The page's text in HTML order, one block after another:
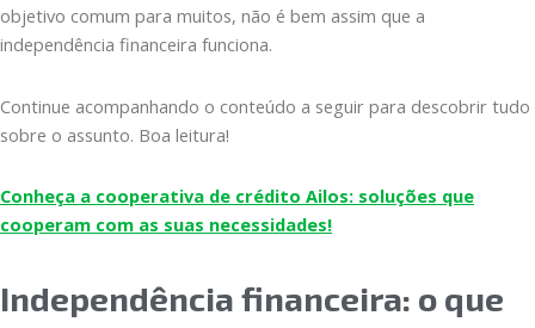
objetivo comum para muitos, não é bem assim que a
independência financeira funciona.
Continue acompanhando o conteúdo a seguir para descobrir tudo
sobre o assunto. Boa leitura!
Conheça a cooperativa de crédito Ailos: soluções que
cooperam com as suas necessidades!
Independência financeira: o que